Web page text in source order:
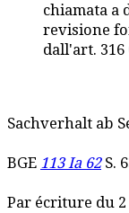
chiamata a
revisione
dall'art. 316
Sachverhalt ab
BGE 113 Ia 62S.
Par écriture du 2